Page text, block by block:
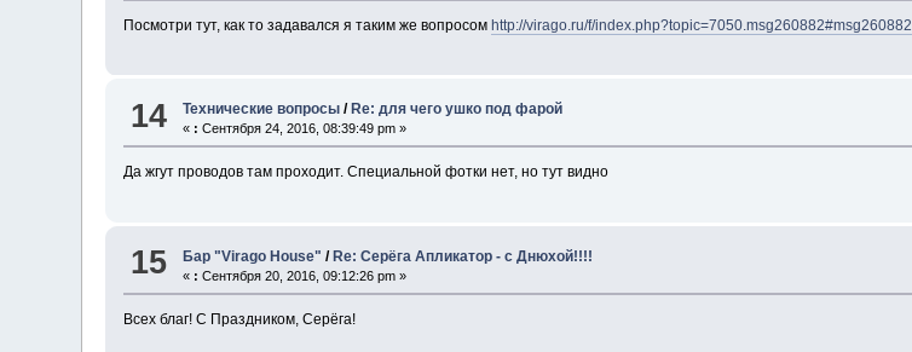
Посмотри тут, как то задавался я таким же вопросомhttp://virago.ru/f/index.php?topic=7050.msg260882#msg260882
14 Технические вопросы / Re: для чего ушко под фарой
« : Сентября 24, 2016, 08:39:49 pm »
Да жгут проводов там проходит. Специальной фотки нет, но тут видно
15 Бар "Virago House" /Re: Серёга Апликатор - с Днюхой!!!!
« : Сентября 20, 2016, 09:12:26 pm »
Всех благ! С Праздником, Серёга!